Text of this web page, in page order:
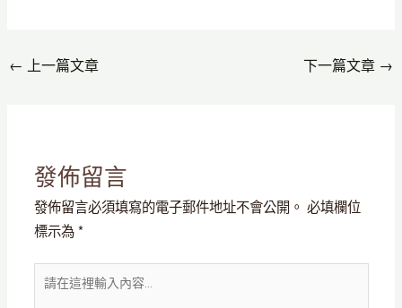
← 上一篇文章 下一篇文章 →
發佈留言
發佈留言必須填寫的電子郵件地址不會公開。 必填欄位
標示為*
在